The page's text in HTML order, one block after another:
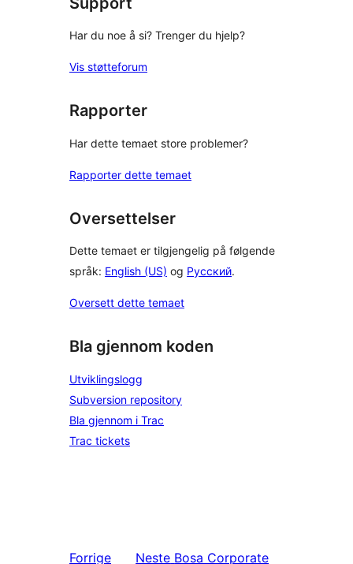
Har du noe å si? Trenger du hjelp?
Vis støtteforum
Rapporter
Har dette temaet store problemer?
Rapporter dette temaet
Oversettelser
Dette temaet er tilgjengelig på følgende
språk: English (US) og Русский.
Oversett dette temaet
Bla gjennom koden
Utviklingslogg
Subversion repository
Bla gjennom i Trac
Trac tickets
Forrige
Neste Bosa Corporate